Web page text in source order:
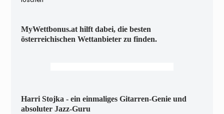
MyWettbonus.at hilft dabei, die besten
österreichischen Wettanbieter zu finden.
Harri Stojka - ein einmaliges Gitarren-Genie und
absoluter Jazz-Guru